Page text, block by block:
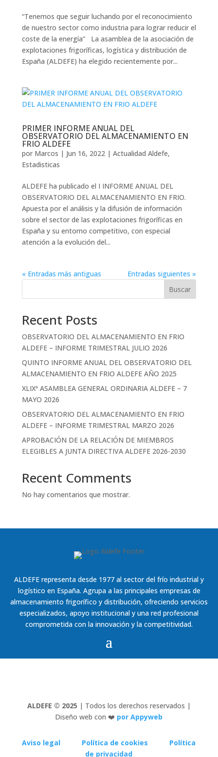
“Tenemos que seguir luchando por el reconocimiento
de nuestro sector como industria para lograr reducir el
coste de la energía” La asamblea de la asociación de
explotaciones frigoríficas, logística y distribución de
España (ALDEFE) ha elegido recientemente por...
PRIMER INFORME ANUAL DEL
OBSERVATORIO DEL ALMACENAMIENTO EN
FRIO ALDEFE
por Marcos | Jun 16, 2022| Actualidad Aldefe,
Estadisticas
ALDEFE ha publicado el I INFORME ANUAL DEL
OBSERVATORIO DEL ALMACENAMIENTO EN FRIO.
Apuesta por el análisis y la difusión de información
sobre el sector de las explotaciones frigoríficas en
España y su entorno competitivo, con especial
atención a la evolución del...
« Entradas más antiguas
Entradas siguientes »
Buscar
Recent Posts
OBSERVATORIO DEL ALMACENAMIENTO EN FRIO
ALDEFE – INFORME TRIMESTRAL JULIO 2026
QUINTO INFORME ANUAL DEL OBSERVATORIO DEL
ALMACENAMIENTO EN FRIO ALDEFE AÑO 2025
XLIXª ASAMBLEA GENERAL ORDINARIA ALDEFE – 7
MAYO 2026
OBSERVATORIO DEL ALMACENAMIENTO EN FRIO
ALDEFE – INFORME TRIMESTRAL MARZO 2026
APROBACIÓN DE LA RELACIÓN DE MIEMBROS
ELEGIBLES A JUNTA DIRECTIVA ALDEFE 2026-2030
Recent Comments
No hay comentarios que mostrar.
ALDEFE representa desde 1977 al sector del frío industrial y
logístico en España. Agrupa a las principales empresas de
almacenamiento frigorífico y distribución, ofreciendo servicios
especializados, apoyo institucional y una red profesional
comprometida con la innovación y la competitividad.
ALDEFE © 2025 | Todos los derechos reservados |
Diseño web con ❤️ por Appyweb
Aviso legal Política de cookies
Política
de privacidad